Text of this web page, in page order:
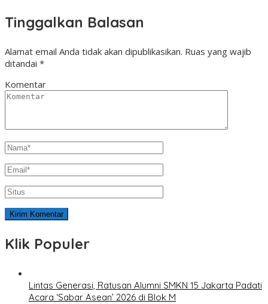
Tinggalkan Balasan
Alamat email Anda tidak akan dipublikasikan. Ruas yang wajib
ditandai *
Komentar
Klik Populer
Lintas Generasi, Ratusan Alumni SMKN 15 Jakarta Padati
Acara ‘Sabar Asean’ 2026 di Blok M